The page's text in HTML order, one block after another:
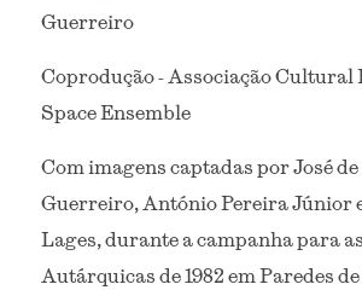
Guerreiro
Coprodução - Associação Cultural
Space Ensemble
Com imagens captadas por José
Guerreiro, António Pereira Júnior
Lages, durante a campanha para
Autárquicas de 1982 em Paredes